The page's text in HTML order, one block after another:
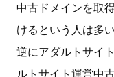
中古ドメインを取
けるという人は多
逆にアダルトサイ
ルトサイト運営中